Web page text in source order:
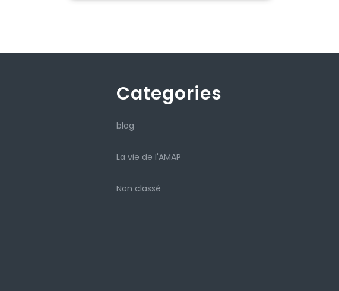
Categories
blog
La vie de l'AMAP
Non classé